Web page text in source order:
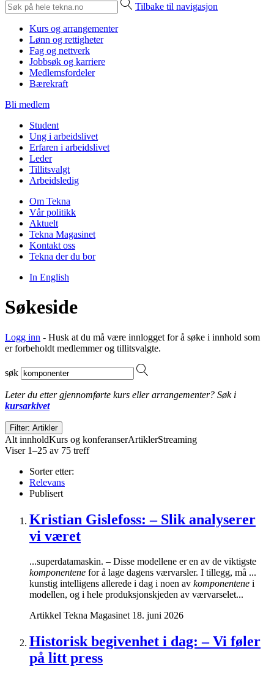
Tilbake til navigasjon
Kurs og arrangementer
Lønn og rettigheter
Fag og nettverk
Jobbsøk og karriere
Medlemsfordeler
Bærekraft
Bli medlem
Student
Ung i arbeidslivet
Erfaren i arbeidslivet
Leder
Tillitsvalgt
Arbeidsledig
Om Tekna
Vår politikk
Aktuelt
Tekna Magasinet
Kontakt oss
Tekna der du bor
In English
Søkeside
Logg inn - Husk at du må være innlogget for å søke i innhold som
er forbeholdt medlemmer og tillitsvalgte.
søk
Leter du etter gjennomførte kurs eller arrangementer? Søk i
kursarkivet
Filter: Artikler
Alt innholdKurs og konferanserArtiklerStreaming
Viser 1–25 av 75 treff
Sorter etter:
Relevans
Publisert
Kristian Gislefoss: – Slik analyserer
vi været
...superdatamaskin. – Disse modellene er en av de viktigste
komponentene for å lage dagens værvarsler. I tillegg, må ...
kunstig intelligens allerede i dag i noen av komponentene i
modellen, og i hele produksjonskjeden av værvarselet...
Artikkel Tekna Magasinet 18. juni 2026
Historisk begivenhet i dag: – Vi føler
på litt press